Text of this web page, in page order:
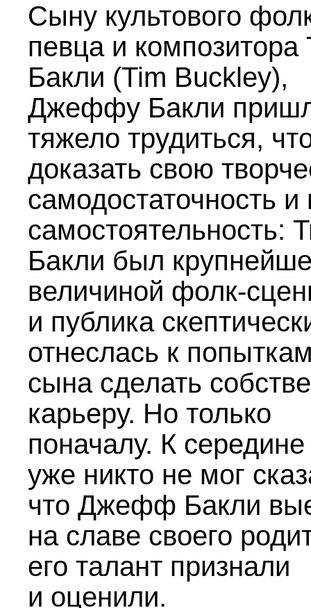
Сыну культового
певца и композитора
Бакли (Tim Buckley),
Джеффу Бакли
тяжело трудиться,
доказать свою
самодостаточность
самостоятельность:
Бакли был
величиной фолк-
и публика
отнеслась к
сына сделать
карьеру. Но только
поначалу. К
уже никто не мог
что Джефф Бакли
на славе своего
его талант признали
и оценили.